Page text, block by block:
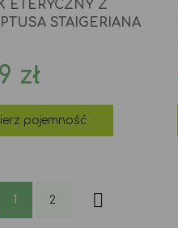
ETERYCZNY Z
STAIGERIANA
zł
pojemność
1 2 